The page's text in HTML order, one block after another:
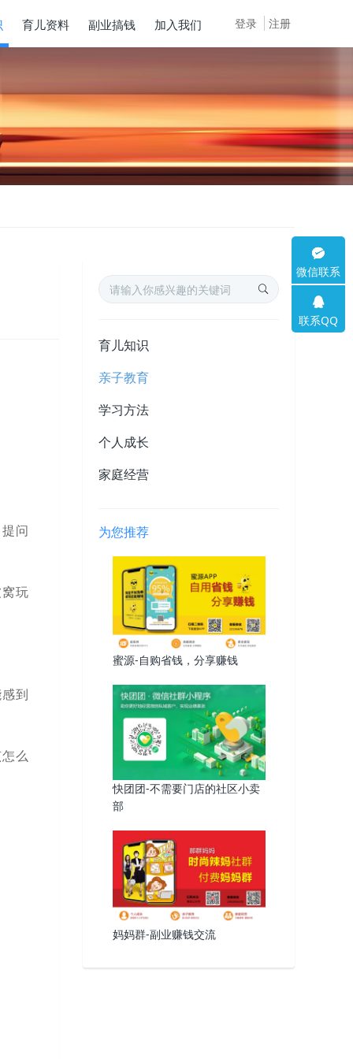
登录 注册
育儿资料 副业搞钱 加入我们
问
玩
到
么
育儿知识
亲子教育
学习方法
个人成长
家庭经营
为您推荐
蜜源-自购省钱，分享赚钱
快团团-不需要门店的社区小卖
部
妈妈群-副业赚钱交流
微信联系
联系QQ